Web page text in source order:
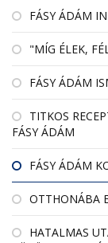
FÁSY ÁDÁM
"MÍG ÉLEK,
FÁSY ÁDÁM
TITKOS
FÁSY ÁDÁM
FÁSY ÁDÁM
OTTHONÁBA
HATALMAS